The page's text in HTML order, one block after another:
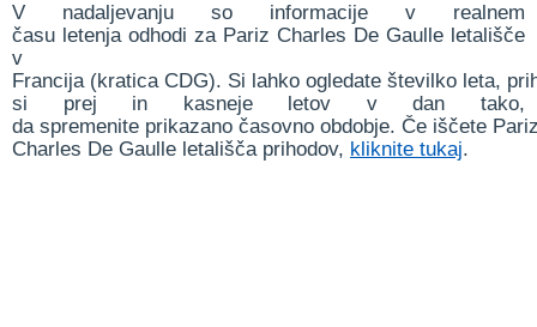
V nadaljevanju so informacije v realnem
času letenja odhodi za Pariz Charles De Gaulle letališče
v
Francija (kratica CDG). Si lahko ogledate številko leta,
si prej in kasneje letov v dan tako,
da spremenite prikazano časovno obdobje. Če iščete
Charles De Gaulle letališča prihodov, kliknite tukaj.